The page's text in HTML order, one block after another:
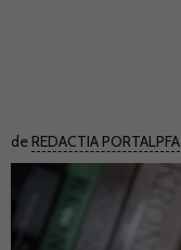
de REDACTIA PORTALPFA